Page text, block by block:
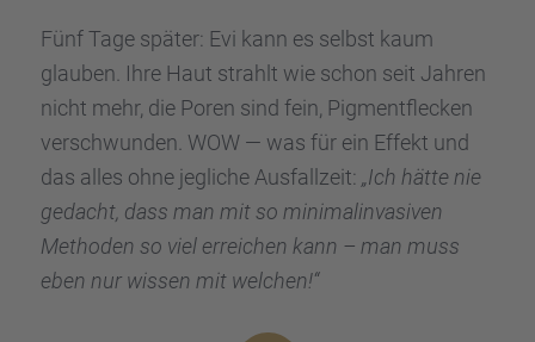
Fünf Tage später: Evi kann es selbst kaum
glauben. Ihre Haut strahlt wie schon seit Jahren
nicht mehr, die Poren sind fein, Pigment­fle­cken
verschwun­den. WOW — was für ein Effekt und
das alles ohne jegli­che Ausfall­zeit: „Ich hätte nie
gedacht, dass man mit so minimal­in­va­si­ven
Metho­den so viel errei­chen kann – man muss
eben nur wissen mit welchen!“